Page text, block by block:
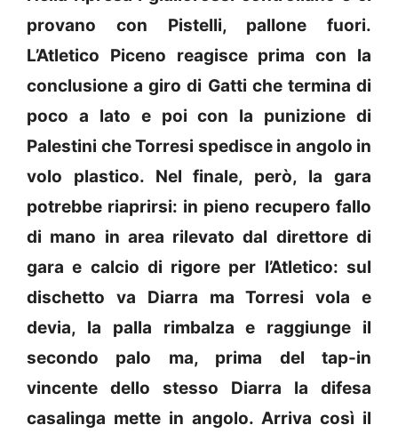
provano con Pistelli, pallone fuori.
L’Atletico Piceno reagisce prima con la
conclusione a giro di Gatti che termina di
poco a lato e poi con la punizione di
Palestini che Torresi spedisce in angolo in
volo plastico. Nel finale, però, la gara
potrebbe riaprirsi: in pieno recupero fallo
di mano in area rilevato dal direttore di
gara e calcio di rigore per l’Atletico: sul
dischetto va Diarra ma Torresi vola e
devia, la palla rimbalza e raggiunge il
secondo palo ma, prima del tap-in
vincente dello stesso Diarra la difesa
casalinga mette in angolo. Arriva così il